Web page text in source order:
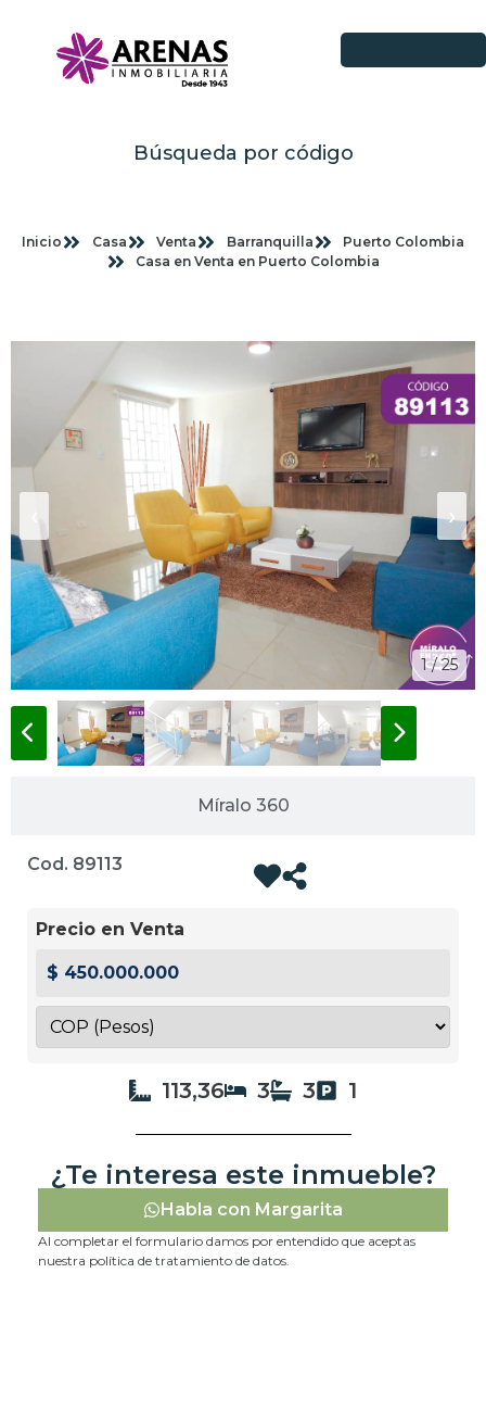
Búsqueda por código
Inicio Casa Venta Barranquilla
Puerto Colombia
Casa en Venta en Puerto Colombia
Míralo 360
1 / 25
›
Cod. 89113
Precio en Venta
$ 450.000.000
113,36 3 3 1
¿Te interesa este inmueble?
Habla con Margarita
Al completar el formulario damos por entendido que aceptas
nuestra política de tratamiento de datos.